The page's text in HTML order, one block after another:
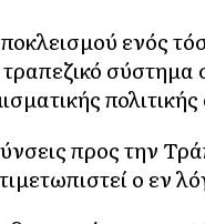
ενός
σύστημα
προς την
ο εν